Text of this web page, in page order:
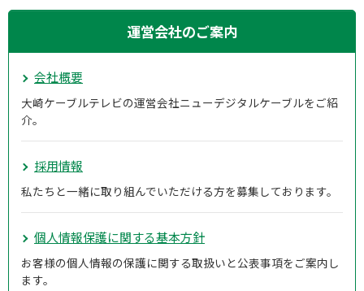
運営会社のご案内
会社概要
大崎ケーブルテレビの運営会社ニューデジタルケーブルをご紹
介。
採用情報
私たちと一緒に取り組んでいただける方を募集しております。
個人情報保護に関する基本方針
お客様の個人情報の保護に関する取扱いと公表事項をご案内し
ます。